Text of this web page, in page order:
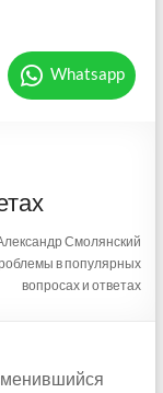
Whatsapp
Смолянский
в популярных
вопросах и ответах